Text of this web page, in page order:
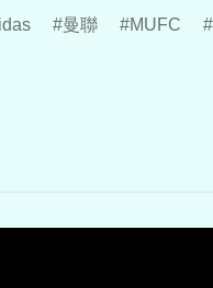
曼聯 MUFC